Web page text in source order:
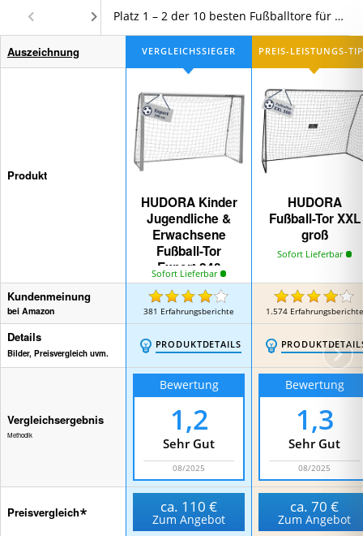
Platz 1 – 2 der 10 besten Fußballtore für den Garten im Vergleich
Auszeichnung
Produkt
HUDORA Kinder
Jugendliche &
Erwachsene
Fußball-Tor
Expert 240
Garten Fußballtor
Sofort Lieferbar
HUDORA
Fußball-Tor XXL
groß
Sofort Lieferbar
Kundenmeinung
bei Amazon 381 Erfahrungsberichte 1.574 Erfahrungsberichte
Details
Bilder, Preisvergleich uvm.
PRODUKTDETAILS
Vergleichsergebnis
Methodik
Bewertung
1,2
Sehr Gut
08/2025
Bewertung
1,3
Sehr Gut
08/2025
Preisvergleich ca. 110 €
Zum Angebot
ca. 70 €
Zum Angebot